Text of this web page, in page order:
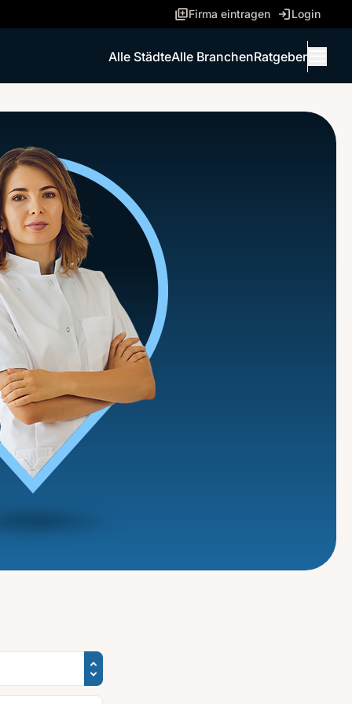
Firma eintragen Login
Alle StädteAlle BranchenRatgeber